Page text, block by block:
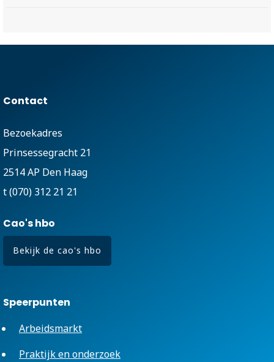
Contact
Bezoekadres
Prinsessegracht 21
2514 AP Den Haag
t (070) 312 21 21
Cao's hbo
Bekijk de cao's hbo
Speerpunten
Arbeidsmarkt
Praktijk en onderzoek